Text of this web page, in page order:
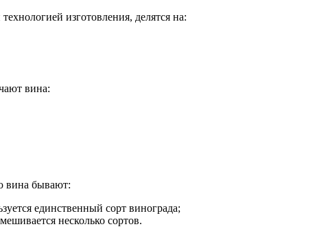
изготовления, делятся на:
вина:
вина бывают:
единственный сорт винограда;
несколько сортов.